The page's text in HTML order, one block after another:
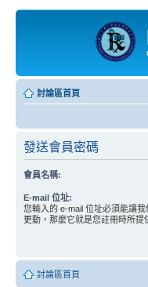
討論區首頁
發送會員密碼
會員名稱:
E-mail 位址:
您輸入的 e-mail 位址必須能讓
更動，那麼它就是您註冊時所提
討論區首頁